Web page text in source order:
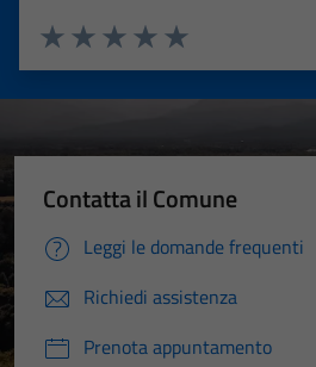
Valuta 5 stelle su 5
Valuta 4 stelle su 5
Valuta 3 stelle su 5
Valuta 2 stelle su 5
Valuta 1 stelle su 5
Contatta il Comune
Leggi le domande frequenti
Richiedi assistenza
Prenota appuntamento